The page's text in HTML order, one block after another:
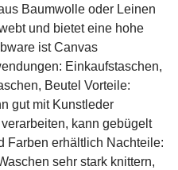
Baumwolle oder Leinen
und bietet eine hohe
ist Canvas
Einkaufstaschen,
Beutel Vorteile:
gut mit Kunstleder
kann gebügelt
Farben erhältlich Nachteile:
sehr stark knittern,